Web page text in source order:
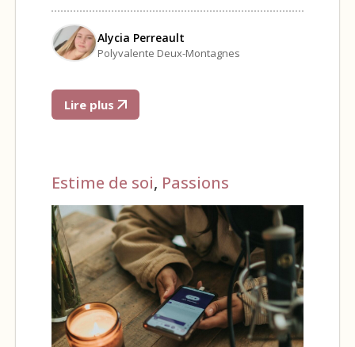
Alycia Perreault
Polyvalente Deux-Montagnes
Lire plus
Estime de soi, Passions